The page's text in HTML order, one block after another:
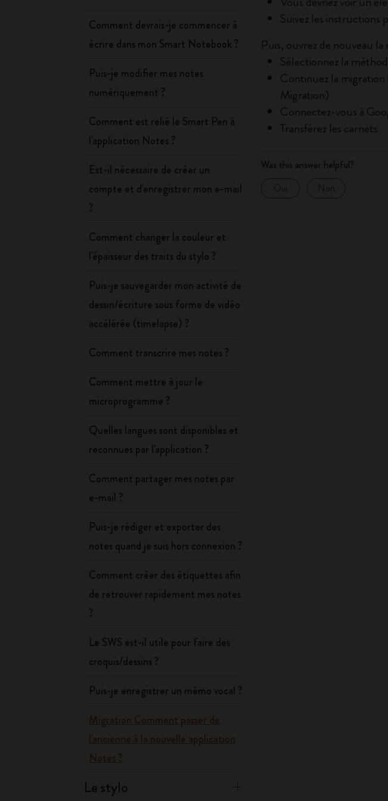
City Guide
Casa Batlló Éditions
I Am The City
IZIPIZI x Moleskine
Moleskine Detour
Suivez les instructions
Puis, ouvrez de nouveau
Sélectionnez la
Continuez la migration
Migration)
Connectez-vous à
Transférez les carnets
Was this answer helpful?
Comment devrais-je commencer à
écrire dans mon Smart Notebook ?
Puis-je modifier mes notes
numériquement ?
Comment est relié le Smart Pen à
l'application Notes ?
Est-il nécessaire de créer un
compte et d'enregistrer mon e-mail
?
Comment changer la couleur et
l'épaisseur des traits du stylo ?
Puis-je sauvegarder mon activité de
dessin/écriture sous forme de vidéo
accélérée (timelapse) ?
Comment transcrire mes notes ?
Comment mettre à jour le
microprogramme ?
Quelles langues sont disponibles et
reconnues par l'application ?
Comment partager mes notes par
e-mail ?
Puis-je rédiger et exporter des
notes quand je suis hors connexion ?
Comment créer des étiquettes afin
de retrouver rapidement mes notes
?
Le SWS est-il utile pour faire des
croquis/dessins ?
Puis-je enregistrer un mémo vocal ?
Migration Comment passer de
l'ancienne à la nouvelle application
Notes ?
Le stylo